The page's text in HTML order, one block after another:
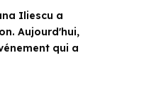
Iliescu a
Aujourd'hui,
qui a